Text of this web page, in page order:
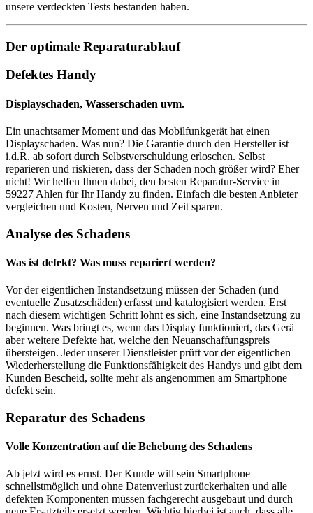
unsere verdeckten Tests bestanden haben.
Der optimale Reparaturablauf
Defektes Handy
Displayschaden, Wasserschaden uvm.
Ein unachtsamer Moment und das Mobilfunkgerät hat einen
Displayschaden. Was nun? Die Garantie durch den Hersteller ist
i.d.R. ab sofort durch Selbstverschuldung erloschen. Selbst
reparieren und riskieren, dass der Schaden noch größer wird? Eher
nicht! Wir helfen Ihnen dabei, den besten Reparatur-Service in
59227 Ahlen für Ihr Handy zu finden. Einfach die besten Anbieter
vergleichen und Kosten, Nerven und Zeit sparen.
Analyse des Schadens
Was ist defekt? Was muss repariert werden?
Vor der eigentlichen Instandsetzung müssen der Schaden (und
eventuelle Zusatzschäden) erfasst und katalogisiert werden. Erst
nach diesem wichtigen Schritt lohnt es sich, eine Instandsetzung zu
beginnen. Was bringt es, wenn das Display funktioniert, das Gerä
aber weitere Defekte hat, welche den Neuanschaffungspreis
übersteigen. Jeder unserer Dienstleister prüft vor der eigentlichen
Wiederherstellung die Funktionsfähigkeit des Handys und gibt dem
Kunden Bescheid, sollte mehr als angenommen am Smartphone
defekt sein.
Reparatur des Schadens
Volle Konzentration auf die Behebung des Schadens
Ab jetzt wird es ernst. Der Kunde will sein Smartphone
schnellstmöglich und ohne Datenverlust zurückerhalten und alle
defekten Komponenten müssen fachgerecht ausgebaut und durch